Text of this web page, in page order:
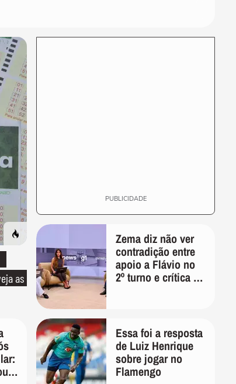
as
PUBLICIDADE
Zema diz não ver
contradição entre
apoio a Flávio no
2º turno e crítica ao
PT'
Essa foi a resposta
de Luiz Henrique
sobre jogar no
Flamengo